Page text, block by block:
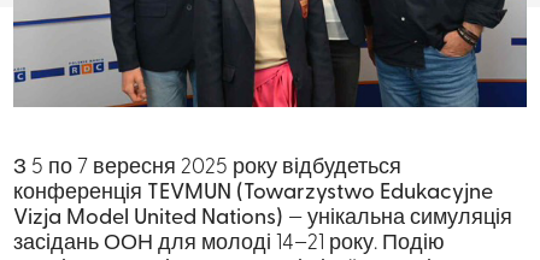
З 5 по 7 вересня 2025 року відбудеться
конференція TEVMUN (Towarzystwo Edukacyjne
Vizja Model United Nations) — унікальна симуляція
засідань ООН для молоді 14–21 року. Подію